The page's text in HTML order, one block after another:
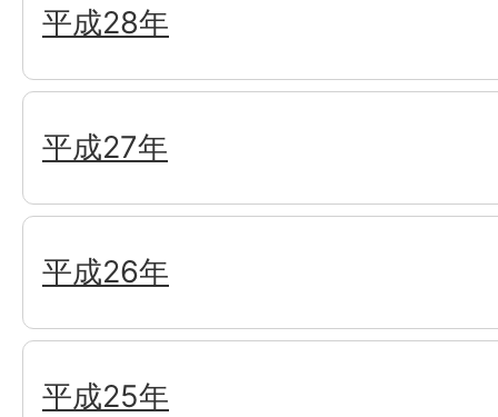
平成28年
平成27年
平成26年
平成25年